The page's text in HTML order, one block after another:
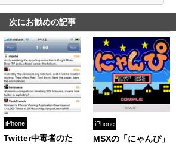
次にお勧めの記事
iPhone
Twitter中毒者のた
iPhone
MSXの「にゃんぴ」